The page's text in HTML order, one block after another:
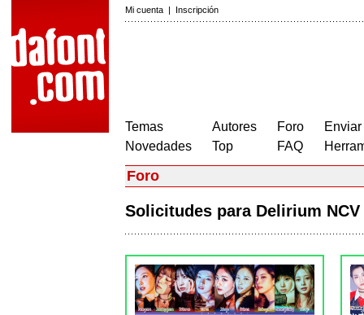
Mi cuenta | Inscripción
Temas
Novedades
Autores
Top
Foro
FAQ
Foro
Solicitudes para Delirium